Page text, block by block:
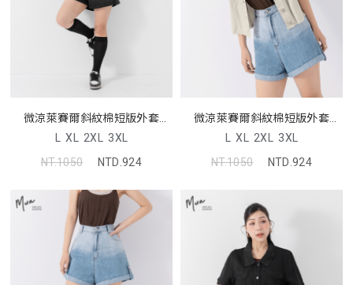
微涼萊賽爾斜紋棉短版外套
MUA
L XL 2XL 3XL
NT.1050
NTD.924
微涼萊賽爾斜紋棉短版外套
MUA
L XL 2XL 3XL
NT.1050
NTD.924